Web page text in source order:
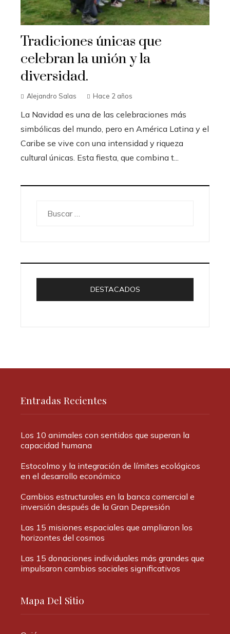
Tradiciones únicas que
celebran la unión y la
diversidad.
Alejandro Salas Hace 2 años
La Navidad es una de las celebraciones más
simbólicas del mundo, pero en América Latina y el
Caribe se vive con una intensidad y riqueza
cultural únicas. Esta fiesta, que combina t...
DESTACADOS
Entradas Recientes
Los 10 animales con sentidos que superan la
capacidad humana
Estocolmo y la integración de límites ecológicos
en el desarrollo económico
Cambios estructurales en la banca comercial e
inversión después de la Gran Depresión
Las 15 misiones espaciales que ampliaron los
horizontes del cosmos
Las 15 donaciones individuales más grandes que
impulsaron cambios sociales significativos
Mapa Del Sitio